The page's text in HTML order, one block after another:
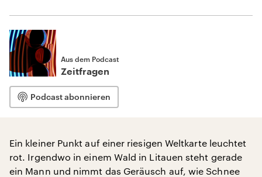
Aus dem Podcast
Zeitfragen
Podcast abonnieren
Ein kleiner Punkt auf einer riesigen Weltkarte leuchtet
rot. Irgendwo in einem Wald in Litauen steht gerade
ein Mann und nimmt das Geräusch auf, wie Schnee